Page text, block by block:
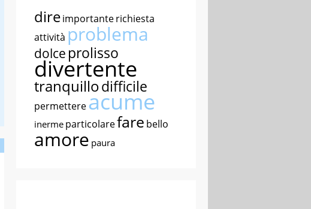
direimportanterichiesta
attività problema
dolce prolisso
divertente
tranquillodifficile
permettereacume
inerme particolarefare bello
amore paura